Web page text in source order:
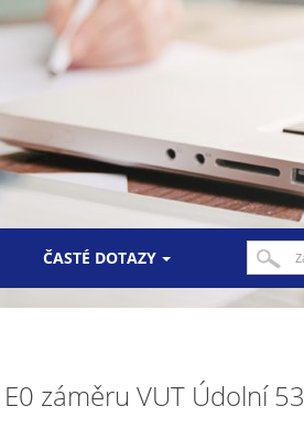
ČASTÉ DOTAZY
E0 záměru VUT Údolní